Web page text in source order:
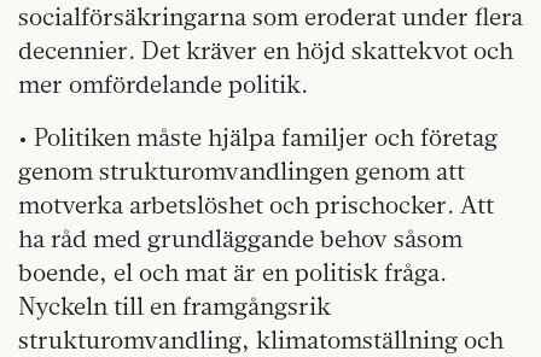
socialförsäkringarna som eroderat under flera
decennier. Det kräver en höjd skattekvot och
mer omfördelande politik.
• Politiken måste hjälpa familjer och företag
genom strukturomvandlingen genom att
motverka arbetslöshet och prischocker. Att
ha råd med grundläggande behov såsom
boende, el och mat är en politisk fråga.
Nyckeln till en framgångsrik
strukturomvandling, klimatomställning och